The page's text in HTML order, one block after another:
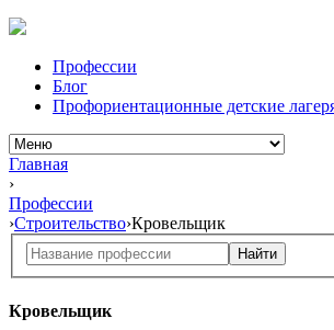
Профессии
Блог
Профориентационные детские
Главная
›
Профессии
›Строительство›Кровельщик
Найти
Кровельщик